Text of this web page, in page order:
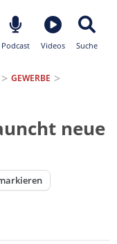
Podcast Videos Suche
GEWERBE
neue